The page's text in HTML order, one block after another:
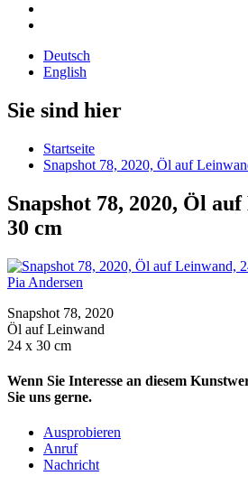
Deutsch
English
Sie sind hier
Startseite
Snapshot 78, 2020, Öl auf
Snapshot 78, 2020, Öl
30 cm
Pia Andersen
Snapshot 78, 2020
Öl auf Leinwand
24 x 30 cm
Wenn Sie Interesse an diesem
Sie uns gerne.
Ausprobieren
Anruf
Nachricht